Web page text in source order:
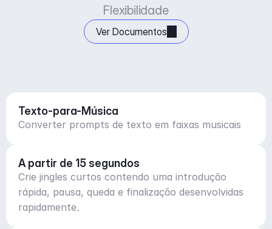
Flexibilidade
Ver Documentos
Texto-para-Música
Converter prompts de texto em faixas musicais
A partir de 15 segundos
Crie jingles curtos contendo uma introdução
rápida, pausa, queda e finalização desenvolvidas
rapidamente.